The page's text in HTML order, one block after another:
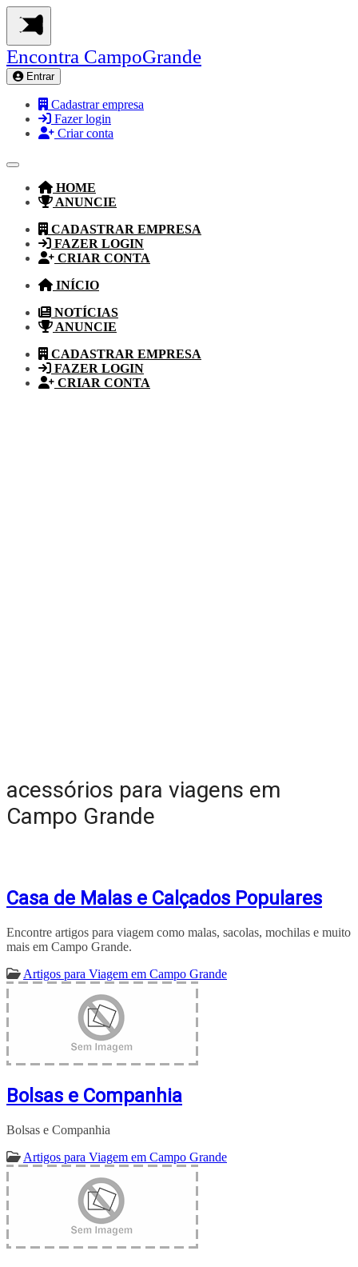
Encontra CampoGrande
Entrar
Cadastrar empresa
Fazer login
Criar conta
HOME
ANUNCIE
CADASTRAR EMPRESA
FAZER LOGIN
CRIAR CONTA
INÍCIO
NOTÍCIAS
ANUNCIE
CADASTRAR EMPRESA
FAZER LOGIN
CRIAR CONTA
acessórios para viagens em
Campo Grande
Casa de Malas e Calçados Populares
Encontre artigos para viagem como malas, sacolas, mochilas e muito
mais em Campo Grande.
Artigos para Viagem em Campo Grande
Bolsas e Companhia
Bolsas e Companhia
Artigos para Viagem em Campo Grande